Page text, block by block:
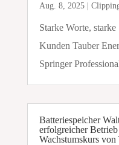
Aug. 8, 2025|
Starke Worte,
Kunden Tauber
Springer
Batteriespeicher
erfolgreicher
Wachstumskurs